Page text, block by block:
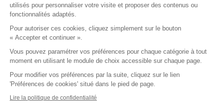
Contacts
utilisés pour personnaliser votre visite et proposer des contenus ou
fonctionnalités adaptés.
Pour autoriser ces cookies, cliquez simplement sur le bouton
« Accepter et continuer ».
Vous pouvez paramétrer vos préférences pour chaque catégorie à tout
moment en utilisant le module de choix accessible sur chaque page.
Pour modifier vos préférences par la suite, cliquez sur le lien
'Préférences de cookies' situé dans le pied de page.
Lire la politique de confidentialité